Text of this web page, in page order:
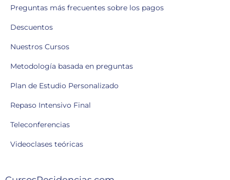
Preguntas más frecuentes sobre los pagos
Descuentos
Nuestros Cursos
Metodología basada en preguntas
Plan de Estudio Personalizado
Repaso Intensivo Final
Teleconferencias
Videoclases teóricas